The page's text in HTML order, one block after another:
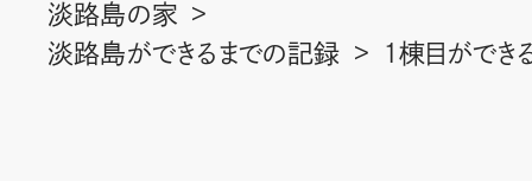
淡路島の家
淡路島ができるまでの記録
1棟目ができ